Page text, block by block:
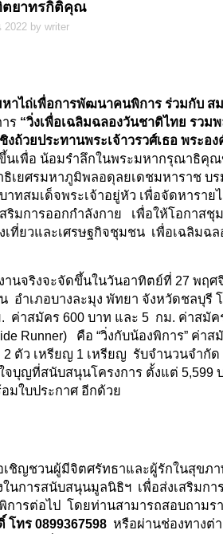
ตยาทรกิติคุณ
by writer
พื่อการพัฒนาคนพิการ ร่วมกับ สม
ร “วิ่งเพื่อเฉลิมฉลองวันชาติไทย รวม
ชิงถ้วยประทานพระเจ้าวรวศ์เธอ พระอ
เพื่อ น้อมรำลึกในพระมหากรุณาธิคุณ
ธิเยศรมหาภูมิพลอดุลยเดชมหาราช บ
าทสมเด็จพระเจ้าอยู่หัว เพื่อจัดหาราย
สริมการออกกำลังกาย เพื่อให้โอกาส
ที่ยวและเศรษฐกิจชุมชน เพื่อเฉลิมฉ
านจริงจะจัดขึ้นในวันอาทิตย์ที่ 27 พฤศ
อำเภอบางละมุง พัทยา จังหวัดชลบุรี
. ค่าสมัคร 600 บาท และ 5 กม. ค่าสมั
Runner) คือ “วิ่งกับน้องพิการ” ค่าส
2 ตัว เหรียญ 1 เหรียญ รับจำนวนจำกัด
จบุญที่สนับสนุนโครงการ ตั้งแต่
มใบประกาศ อีกด้วย
เชิญชวนผู้มีจิตศรัทธาและผู้รักในสุขภ
นการสนับสนุนมูลนิธิฯ เพื่อส่งเสริมกา
การต่อไป โดยท่านสามารถสอบถามร
โทร 0899367598 หรือผ่านช่องทางต่